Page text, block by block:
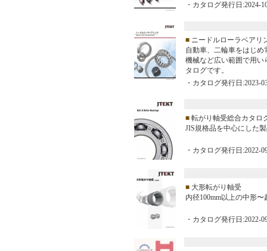
・カタログ発行日:2024-
■ ニードルローラベアリ
自動車、二輪車をはじ
機械など広い範囲で用
タログです。
・カタログ発行日:2023-
■ 転がり軸受総合カタロ
JIS規格品を中心にした
・カタログ発行日:2022-
■ 大形転がり軸受
内径100mm以上の中形
・カタログ発行日:2022-